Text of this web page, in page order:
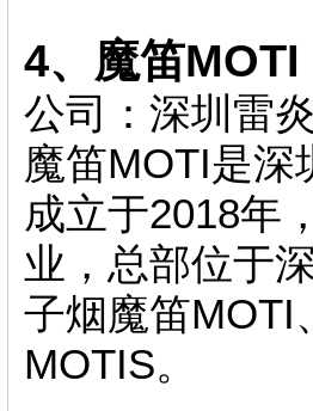
4、魔笛MOTI
公司：深圳雷
魔笛MOTI是深
成立于2018年
业，总部位于
子烟魔笛MOTI
MOTIS。